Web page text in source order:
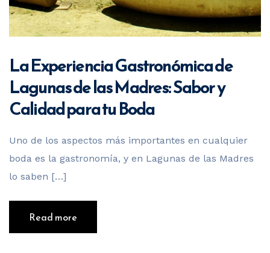
La Experiencia Gastronómica de
Lagunas de las Madres: Sabor y
Calidad para tu Boda
Uno de los aspectos más importantes en cualquier
boda es la gastronomía, y en Lagunas de las Madres
lo saben […]
Read more